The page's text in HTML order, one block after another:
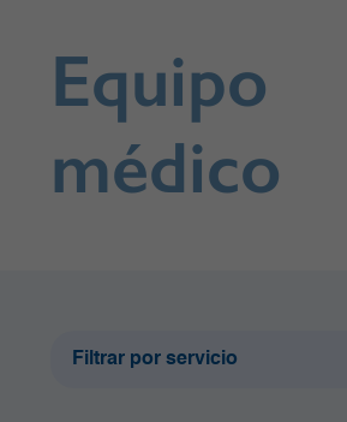
Equipo
médico
Filtrar por servicio